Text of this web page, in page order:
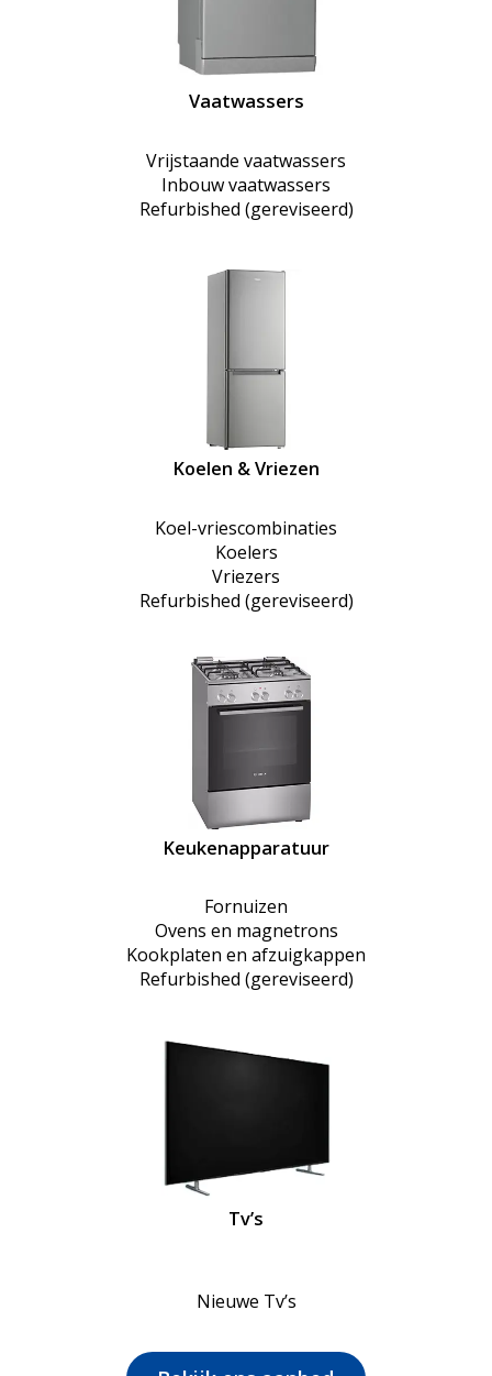
Vaatwassers
Vrijstaande vaatwassers
Inbouw vaatwassers
Refurbished (gereviseerd)
Koelen & Vriezen
Koel-vriescombinaties
Koelers
Vriezers
Refurbished (gereviseerd)
Keukenapparatuur
Fornuizen
Ovens en magnetrons
Kookplaten en afzuigkappen
Refurbished (gereviseerd)
Tv’s
Nieuwe Tv’s